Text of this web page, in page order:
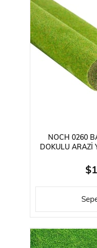
NOCH 0260
DOKULU ARAZI